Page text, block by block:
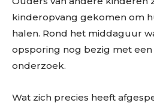
kinderopvang gekomen om
halen. Rond het middaguur
opsporing nog bezig met
onderzoek.
Wat zich precies heeft